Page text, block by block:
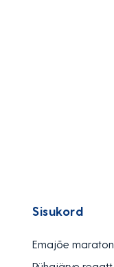
Sisukord
Emajõe maraton